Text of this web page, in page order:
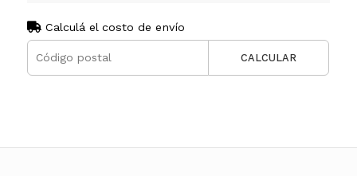
Calculá el costo de envío
CALCULAR